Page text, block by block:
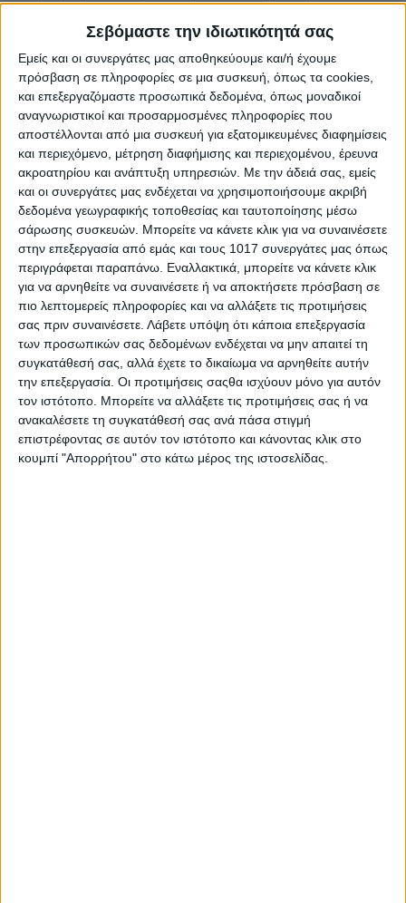
Σεβόμαστε την ιδιωτικότητά σας
Εμείς και οι συνεργάτες μας αποθηκεύουμε και/ή έχουμε
πρόσβαση σε πληροφορίες σε μια συσκευή, όπως τα cookies,
και επεξεργαζόμαστε προσωπικά δεδομένα, όπως μοναδικοί
αναγνωριστικοί και προσαρμοσμένες πληροφορίες που
αποστέλλονται από μια συσκευή για εξατομικευμένες διαφημίσεις
και περιεχόμενο, μέτρηση διαφήμισης και περιεχομένου, έρευνα
ακροατηρίου και ανάπτυξη υπηρεσιών. Με την άδειά σας, εμείς
και οι συνεργάτες μας ενδέχεται να χρησιμοποιήσουμε ακριβή
δεδομένα γεωγραφικής τοποθεσίας και ταυτοποίησης μέσω
σάρωσης συσκευών. Μπορείτε να κάνετε κλικ για να συναινέσετε
στην επεξεργασία από εμάς και τους 1017 συνεργάτες μας όπως
περιγράφεται παραπάνω. Εναλλακτικά, μπορείτε να κάνετε κλικ
για να αρνηθείτε να συναινέσετε ή να αποκτήσετε πρόσβαση σε
πιο λεπτομερείς πληροφορίες και να αλλάξετε τις προτιμήσεις
σας πριν συναινέσετε. Λάβετε υπόψη ότι κάποια επεξεργασία
των προσωπικών σας δεδομένων ενδέχεται να μην απαιτεί τη
συγκατάθεσή σας, αλλά έχετε το δικαίωμα να αρνηθείτε αυτήν
την επεξεργασία. Οι προτιμήσεις σαςθα ισχύουν μόνο για αυτόν
τον ιστότοπο. Μπορείτε να αλλάξετε τις προτιμήσεις σας ή να
ανακαλέσετε τη συγκατάθεσή σας ανά πάσα στιγμή
επιστρέφοντας σε αυτόν τον ιστότοπο και κάνοντας κλικ στο
κουμπί "Απορρήτου" στο κάτω μέρος της ιστοσελίδας.
2) Περιφέρεια Πελοποννήσου: Μάκης Βορίδης
3) Περιφέρεια Ανατολικής Μακεδονίας και Θράκης: Χρήστος
Σταϊκούρας
4) Περιφέρεια Κεντρική Μακεδονίας: Νίκος Δένδιας
5) Περιφέρεια Βορείου Αιγαίου: Δημήτρης Καιρίδης
6) Περιφέρεια Δυτικής Μακεδονίας: Άδωνις Γεωργιάδης
7) Περιφέρεια Ηπείρου: Κώστας Σκρέκας
8) Περιφέρεια Θεσσαλίας: Κωστής Χατζηδάκης
9) Περιφέρεια Δυτικής Ελλάδας: Λευτέρης Αυγενάκης
10) Περιφέρεια Στερεάς Ελλάδας: Σοφία Ζαχαράκη
11) Περιφέρεια Ιόνιων Νήσων: Όλγα Κεφαλογιάννη
12) Περιφέρεια Νοτίου Αιγαίου: Δόμνα Μιχαηλίδου
Share
Share Post Print